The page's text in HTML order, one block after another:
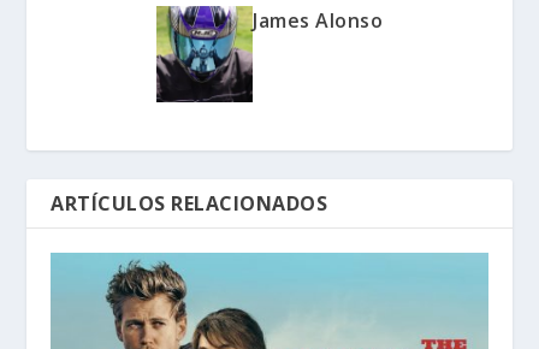
James Alonso
ARTÍCULOS RELACIONADOS